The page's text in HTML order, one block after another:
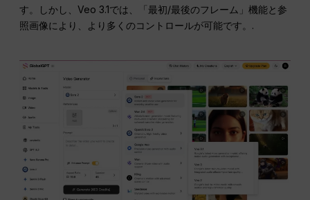
す。しかし、Veo 3.1では、「最初/最後のフレーム」機能と参
照画像により、より多くのコントロールが可能です。.